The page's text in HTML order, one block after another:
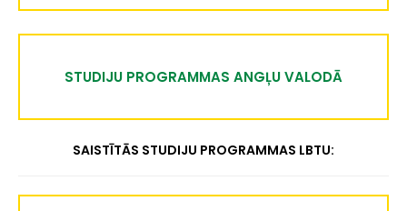
STUDIJU PROGRAMMAS ANGĻU VALODĀ
SAISTĪTĀS STUDIJU PROGRAMMAS LBTU: